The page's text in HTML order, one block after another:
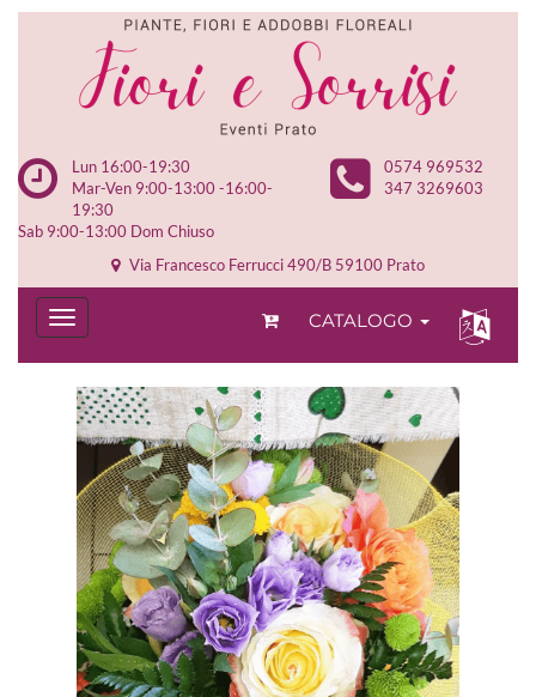
Lun 16:00-19:30
Mar-Ven 9:00-13:00 -16:00-
19:30
Sab 9:00-13:00 Dom Chiuso
0574 969532
347 3269603
Via Francesco Ferrucci 490/B 59100 Prato
CATALOGO